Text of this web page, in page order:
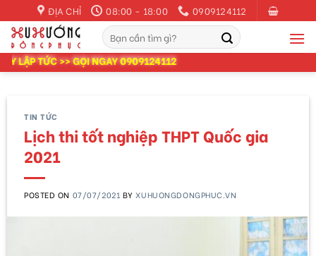
to
content
ĐỊA CHỈ 08:00 - 18:00
0909124112
Tìm
kiếm:
>> GỌI NGAY 0909124112
TIN TỨC
Lịch thi tốt nghiệp THPT Quốc gia
2021
POSTED ON 07/07/2021 BYXUHUONGDONGPHUC.VN